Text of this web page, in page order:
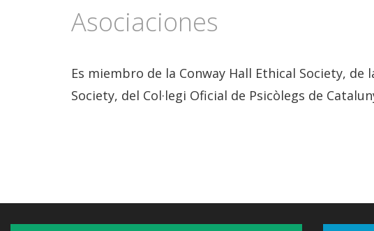
Asociaciones
Es miembro de la Conway Hall Ethical Society,
Society, del Col·legi Oficial de Psicòlegs de